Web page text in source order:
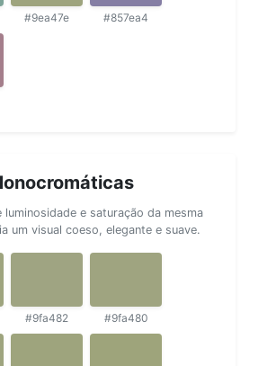
#9ea47e #857ea4
luminosidade e saturação da mesma
um visual coeso, elegante e suave.
#9fa482 #9fa480